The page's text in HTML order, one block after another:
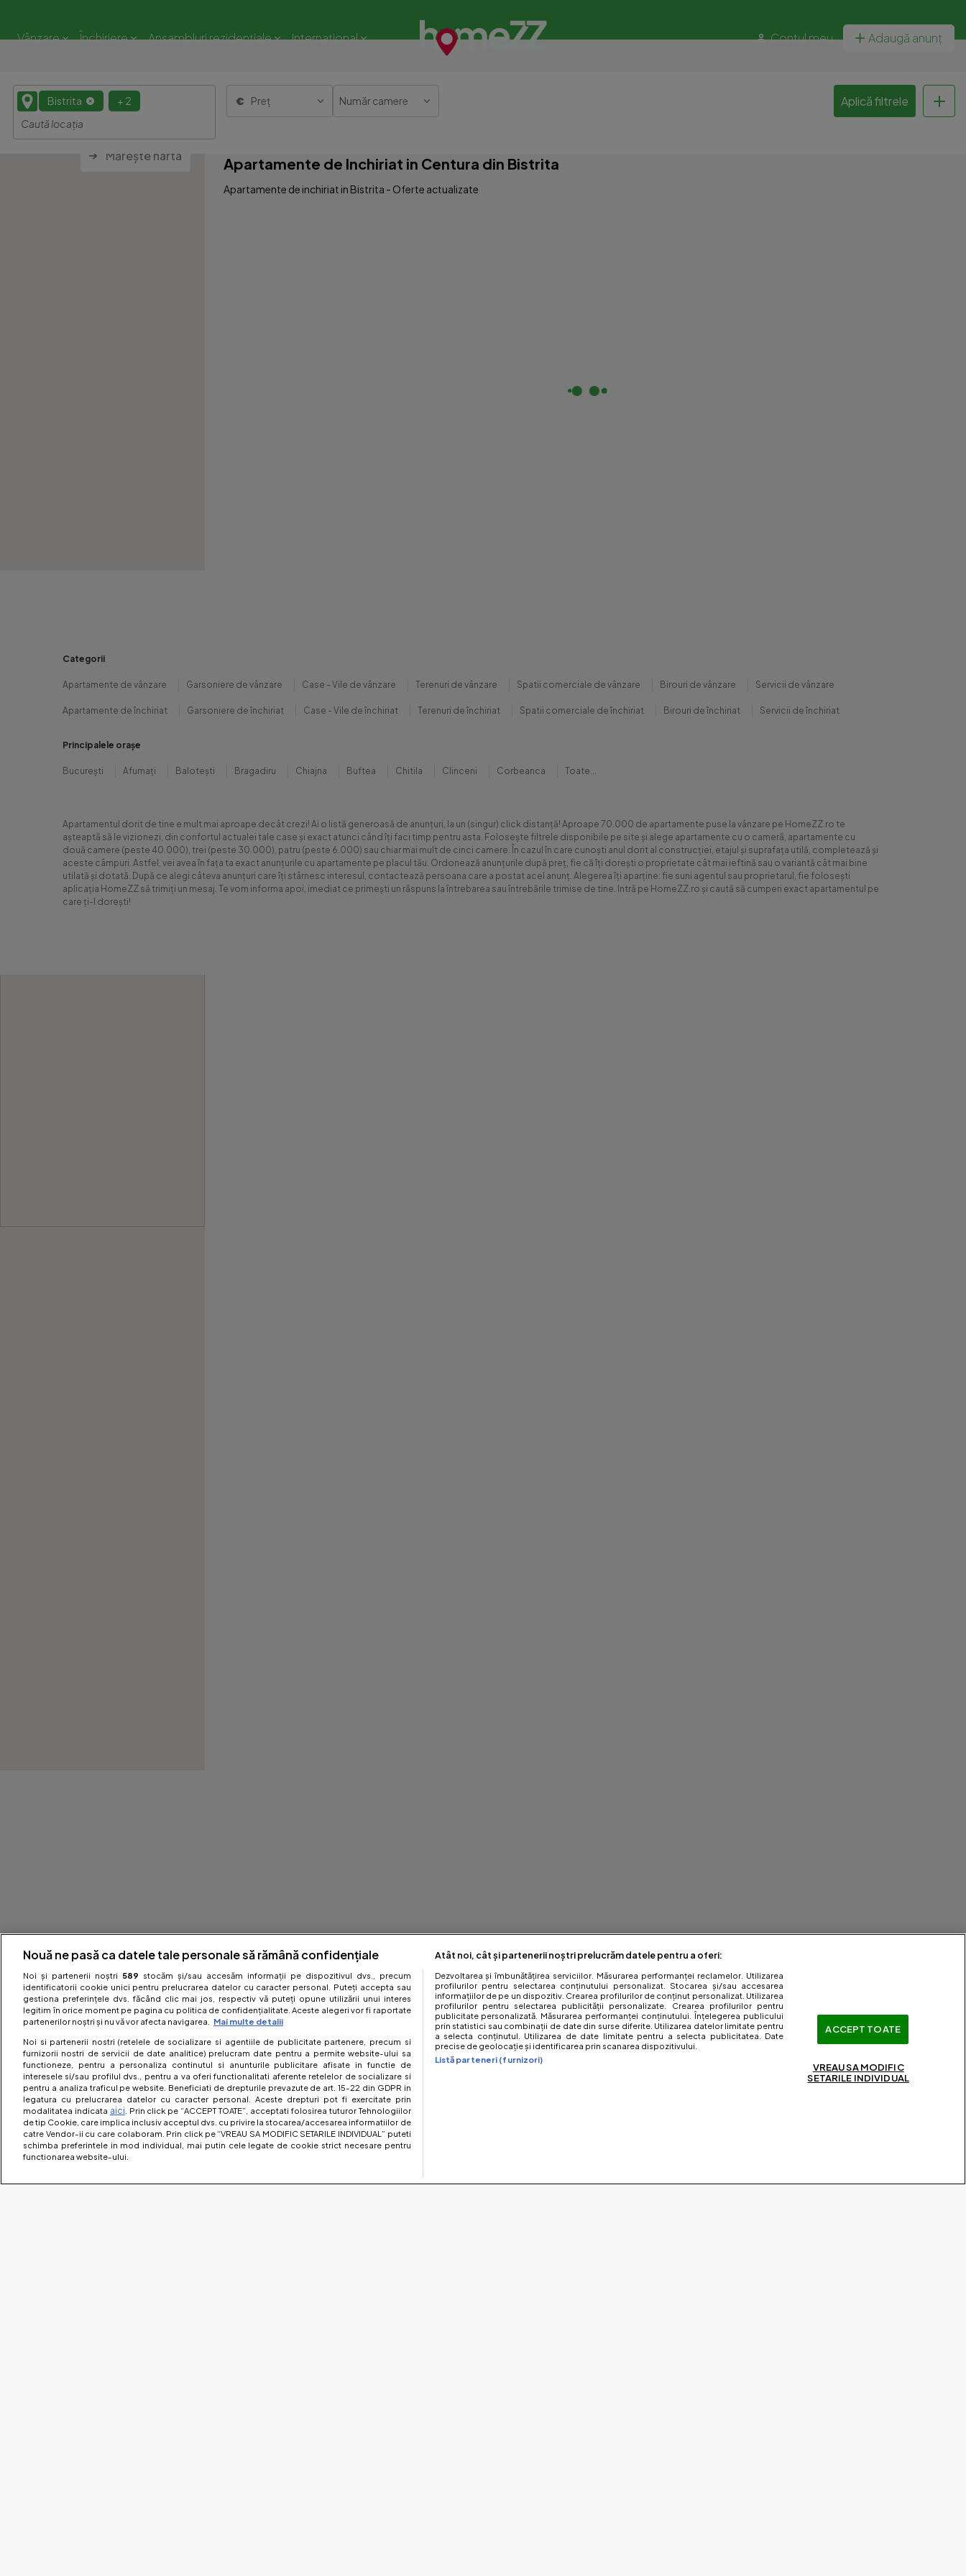
Vânzare Închiriere Ansambluri rezidențiale Internațional Contul meu Adaugă anunț
Bistrita + 2 Preț Număr camere Aplică filtrele
Mărește harta Apartamente de Inchiriat in Centura din Bistrita
Apartamente de inchiriat in Bistrita - Oferte actualizate
Categorii
Apartamente de vânzare Garsoniere de vânzare Case - Vile de vânzare Terenuri de vânzare Spatii comerciale de vânzare Birouri de vânzare Servicii de vânzare
Apartamente de închiriat Garsoniere de închiriat Case - Vile de închiriat Terenuri de închiriat Spatii comerciale de închiriat Birouri de închiriat Servicii de închiriat
Principalele orașe
București Afumați Balotești Bragadiru Chiajna Buftea Chitila Clinceni Corbeanca Toate...
Apartamentul dorit de tine e mult mai aproape decât crezi! Ai o listă generoasă de anunțuri, la un (singur) click distanță! Aproape 70.000 de apartamente puse la vânzare pe HomeZZ.ro te
așteaptă să le vizionezi, din confortul actualei tale case și exact atunci când îți faci timp pentru asta. Folosește filtrele disponibile pe site și alege apartamente cu o cameră, apartamente cu
două camere (peste 40.000), trei (peste 30.000), patru (peste 6.000) sau chiar mai mult de cinci camere. În cazul în care cunoști anul dorit al construcției, etajul și suprafața utilă, completează și
aceste câmpuri. Astfel, vei avea în fața ta exact anunțurile cu apartamente pe placul tău. Ordonează anunțurile după preț, fie că îți dorești o proprietate cât mai ieftină sau o variantă cât mai bine
utilată și dotată. După ce alegi câteva anunțuri care îți stârnesc interesul, contactează persoana care a postat acel anunț. Alegerea îți aparține: fie suni agentul sau proprietarul, fie folosești
aplicația HomeZZ să trimiți un mesaj. Te vom informa apoi, imediat ce primești un răspuns la întrebarea sau întrebările trimise de tine. Intră pe HomeZZ.ro și caută să cumperi exact apartamentul pe
care ți-l dorești!
Nouă ne pasă ca datele tale personale să rămână confidențiale
Noi și partenerii noștri 589 stocăm și/sau accesăm informații pe dispozitivul dvs., precum
identificatorii cookie unici pentru prelucrarea datelor cu caracter personal. Puteți accepta sau
gestiona preferințele dvs. făcând clic mai jos, respectiv vă puteți opune utilizării unui interes
legitim în orice moment pe pagina cu politica de confidențialitate. Aceste alegeri vor fi raportate
partenerilor noștri și nu vă vor afecta navigarea.
Mai multe detalii
Noi si partenerii nostri (retelele de socializare si agentiile de publicitate partenere, precum si
furnizorii nostri de servicii de date analitice) prelucram date pentru a permite website-ului sa
functioneze, pentru a personaliza continutul si anunturile publicitare afisate in functie de
interesele si/sau profilul dvs., pentru a va oferi functionalitati aferente retelelor de socializare si
pentru a analiza traficul pe website. Beneficiati de drepturile prevazute de art. 15-22 din GDPR in
legatura cu prelucrarea datelor cu caracter personal. Aceste drepturi pot fi exercitate prin
modalitatea indicata aici . Prin click pe “ACCEPT TOATE”, acceptati folosirea tuturor Tehnologiilor
de tip Cookie, care implica inclusiv acceptul dvs. cu privire la stocarea/accesarea informatiilor de
catre Vendor-ii cu care colaboram. Prin click pe “VREAU SA MODIFIC SETARILE INDIVIDUAL” puteti
schimba preferintele in mod individual, mai putin cele legate de cookie strict necesare pentru
functionarea website-ului.
Atât noi, cât și partenerii noștri prelucrăm datele pentru a oferi:
Dezvoltarea și îmbunătățirea serviciilor. Măsurarea performanței reclamelor. Utilizarea
profilurilor pentru selectarea conținutului personalizat. Stocarea și/sau accesarea
informațiilor de pe un dispozitiv. Crearea profilurilor de conținut personalizat. Utilizarea
profilurilor pentru selectarea publicității personalizate. Crearea profilurilor pentru
publicitate personalizată. Măsurarea performanței conținutului. Înțelegerea publicului
prin statistici sau combinații de date din surse diferite. Utilizarea datelor limitate pentru
a selecta conținutul. Utilizarea de date limitate pentru a selecta publicitatea. Date
precise de geolocație și identificarea prin scanarea dispozitivului.
Listă parteneri (furnizori)
ACCEPT TOATE
VREAU SA MODIFIC
SETARILE INDIVIDUAL